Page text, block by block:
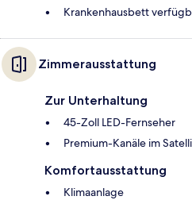
Krankenhausbett
Zimmerausstattung
Zur Unterhaltung
45-Zoll LED-Fernseher
Premium-Kanäle im
Komfortausstattung
Klimaanlage